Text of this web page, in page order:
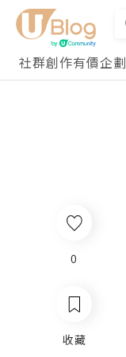
社群創作有價企劃
0
收藏